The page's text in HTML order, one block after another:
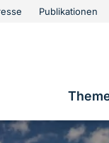
Publikationen